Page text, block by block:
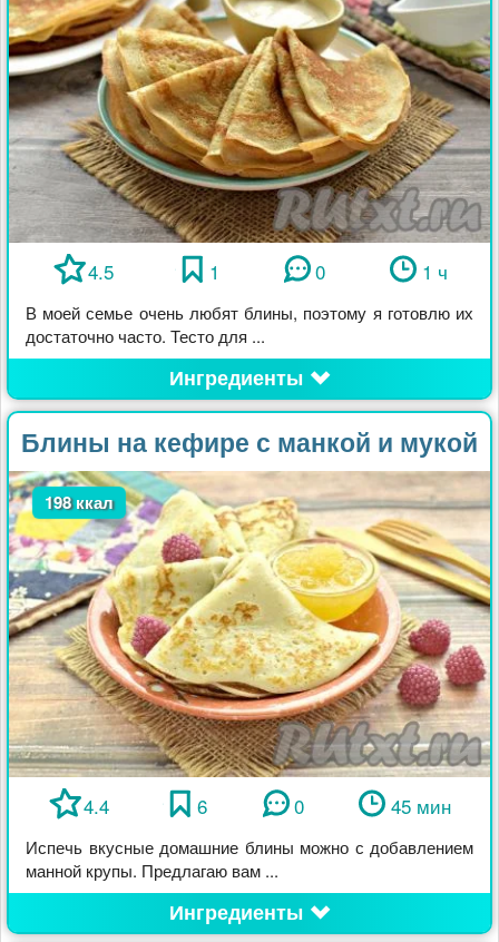
4.5 1 0 1 ч
В моей семье очень любят блины, поэтому я готовлю их
достаточно часто. Тесто для ...
Ингредиенты
Блины на кефире с манкой и мукой
198 ккал
4.4 6 0 45 мин
Испечь вкусные домашние блины можно с добавлением
манной крупы. Предлагаю вам ...
Ингредиенты